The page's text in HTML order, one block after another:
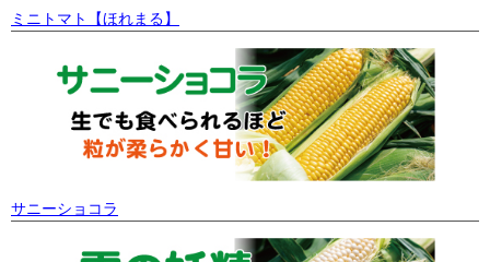
ミニトマト【ほれまる】
サニーショコラ